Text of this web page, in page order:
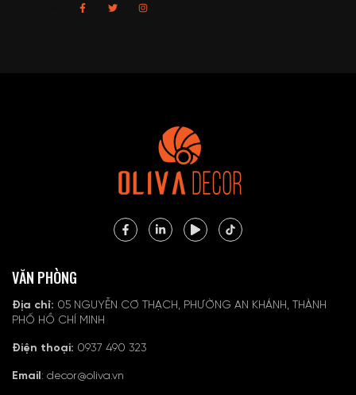
VĂN PHÒNG
Địa chỉ: 05 NGUYỄN CƠ THẠCH, PHƯỜNG AN KHÁNH, THÀNH
PHỐ HỒ CHÍ MINH
Điện thoại: 0937 490 323
Email : decor@oliva.vn